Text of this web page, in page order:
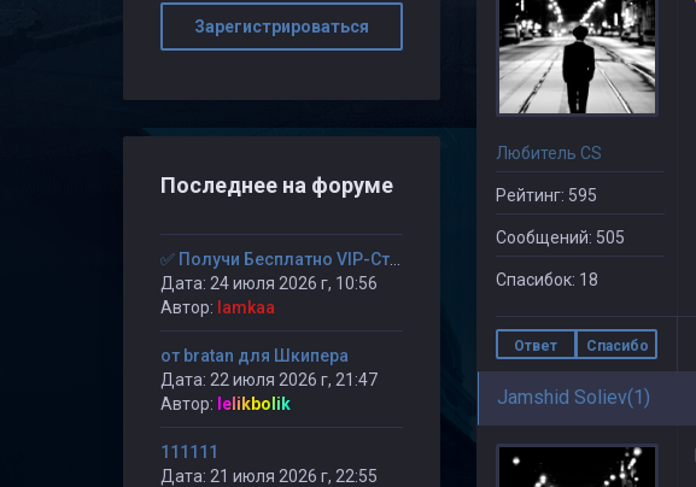
Любитель CS
Рейтинг: 595
Сообщений: 505
Спасибок: 18
Ответ Спасибо
Jamshid Soliev(1)
Зарегистрироваться
Последнее на форуме
Дата: 24 июля 2026 г, 10:56
Автор: lamkaa
от bratan для Шкипера
Дата: 22 июля 2026 г, 21:47
Автор: lelikbolik
111111
Дата: 21 июля 2026 г, 22:55